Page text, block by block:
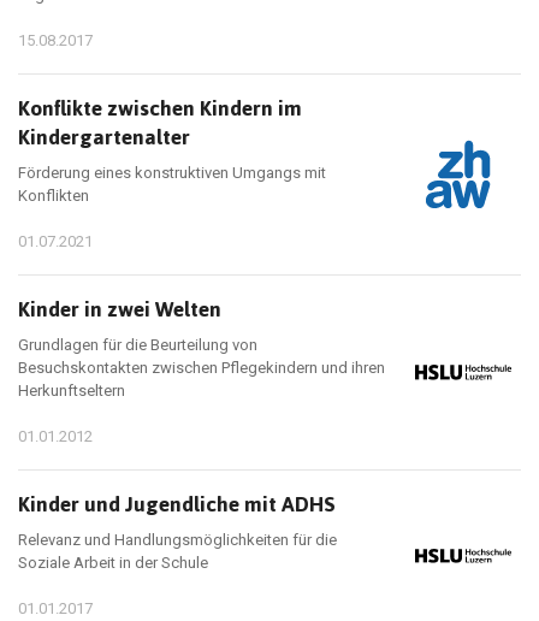
15.08.2017
Konflikte zwischen Kindern im
Kindergartenalter
Förderung eines konstruktiven Umgangs mit
Konflikten
01.07.2021
Kinder in zwei Welten
Grundlagen für die Beurteilung von
Besuchskontakten zwischen Pflegekindern und ihren
Herkunftseltern
01.01.2012
Kinder und Jugendliche mit ADHS
Relevanz und Handlungsmöglichkeiten für die
Soziale Arbeit in der Schule
01.01.2017